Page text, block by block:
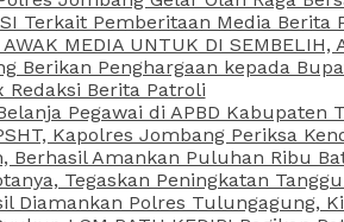
Terkait Pemberitaan Media Berita
MEDIA UNTUK DI SEMBELIH,
Berikan Penghargaan kepada
Redaksi Berita Patroli
Pegawai di APBD Kabupaten
Kapolres Jombang Periksa
Berhasil Amankan Puluhan Ribu
Tegaskan Peningkatan
Diamankan Polres Tulungagung,